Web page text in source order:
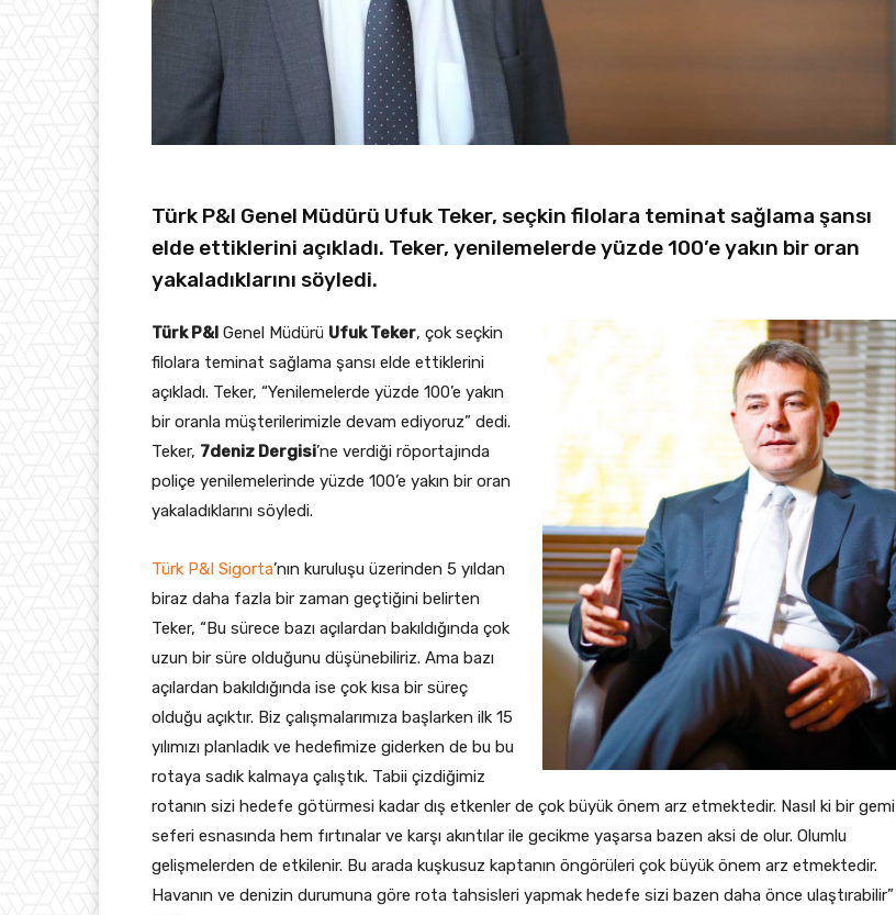
Türk P&I Genel Müdürü Ufuk Teker, seçkin filolara teminat sağlama şansı
elde ettiklerini açıkladı. Teker, yenilemelerde yüzde 100’e yakın bir oran
yakaladıklarını söyledi.
Türk P&I Genel Müdürü Ufuk Teker, çok seçkin
filolara teminat sağlama şansı elde ettiklerini
açıkladı. Teker, “Yenilemelerde yüzde 100’e yakın
bir oranla müşterilerimizle devam ediyoruz” dedi.
Teker, 7deniz Dergisi’ne verdiği röportajında
poliçe yenilemelerinde yüzde 100’e yakın bir oran
yakaladıklarını söyledi.
Türk P&I Sigorta’nın kuruluşu üzerinden 5 yıldan
biraz daha fazla bir zaman geçtiğini belirten
Teker, “Bu sürece bazı açılardan bakıldığında çok
uzun bir süre olduğunu düşünebiliriz. Ama bazı
açılardan bakıldığında ise çok kısa bir süreç
olduğu açıktır. Biz çalışmalarımıza başlarken ilk 15
yılımızı planladık ve hedefimize giderken de bu bu
rotaya sadık kalmaya çalıştık. Tabii çizdiğimiz
rotanın sizi hedefe götürmesi kadar dış etkenler de çok büyük önem arz etmektedir. Nasıl ki bir gemi
seferi esnasında hem fırtınalar ve karşı akıntılar ile gecikme yaşarsa bazen aksi de olur. Olumlu
gelişmelerden de etkilenir. Bu arada kuşkusuz kaptanın öngörüleri çok büyük önem arz etmektedir.
Havanın ve denizin durumuna göre rota tahsisleri yapmak hedefe sizi bazen daha önce ulaştırabilir”